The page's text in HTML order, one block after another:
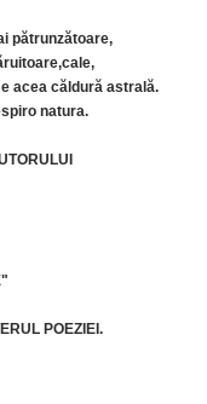
pătrunzătoare,
acea căldură astrală.
natura.
POEZIEI.